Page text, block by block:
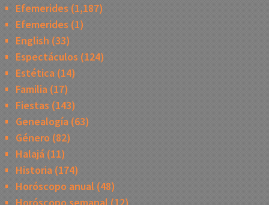
Efemerides (1,187)
Efemerides (1)
English (33)
Espectáculos (124)
Estética(14)
Familia(17)
Fiestas (143)
Genealogía(63)
Género (82)
Halajá(11)
Historia(174)
Horóscopo anual (48)